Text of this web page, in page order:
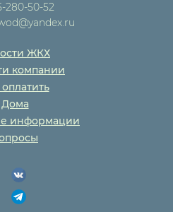
280-50-52
ЖКХ
компании
Дома
информации